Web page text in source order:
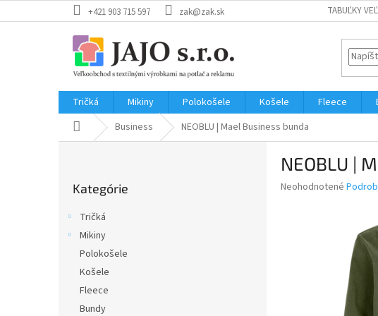
na
+421 903 715 597 zak@zak.sk TABUĽKY
Tričká Mikiny Polokošele Košele Fleece
DomovBusiness NEOBLU | MaelBusiness bunda
kategórie
Kategórie
Tričká
Mikiny
Polokošele
Košele
Fleece
Bundy
NEOBLU |
Priemerné
Neohodnotené